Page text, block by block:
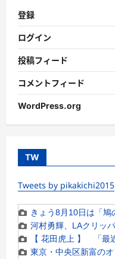
登録
ログイン
投稿フィード
コメントフィード
WordPress.org
TW
Tweets by pikakichi2015